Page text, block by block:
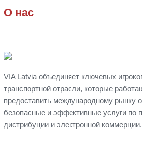
О нас
VIA Latvia объединяет ключевых
транспортной отрасли, которые
предоставить международному рынку
безопасные и эффективные услуги по
дистрибуции и электронной коммерции.